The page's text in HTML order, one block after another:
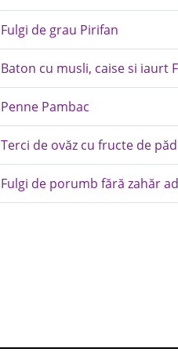
Fulgi de grau Pirifan
Baton cu musli, caise si iaurt
Penne Pambac
Terci de ovăz cu fructe de
Fulgi de porumb fără zahăr